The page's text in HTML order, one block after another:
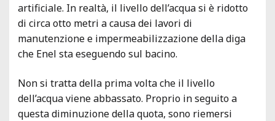
artificiale. In realtà, il livello dell’acqua si è ridotto
di circa otto metri a causa dei lavori di
manutenzione e impermeabilizzazione della diga
che Enel sta eseguendo sul bacino.
Non si tratta della prima volta che il livello
dell’acqua viene abbassato. Proprio in seguito a
questa diminuzione della quota, sono riemersi